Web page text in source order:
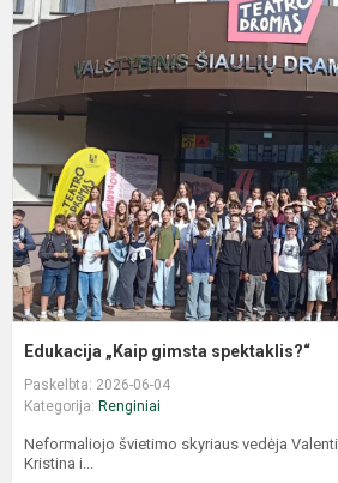
Edukacija „Kaip gimsta spektaklis?“
Paskelbta: 2026-06-04
Kategorija: Renginiai
Neformaliojo švietimo skyriaus vedėja
Kristina i...